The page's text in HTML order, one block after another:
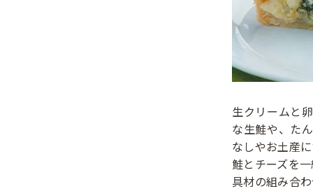
生クリームと
な生鮭や、た
なしやお土産
鮭とチーズを
具材の組み合